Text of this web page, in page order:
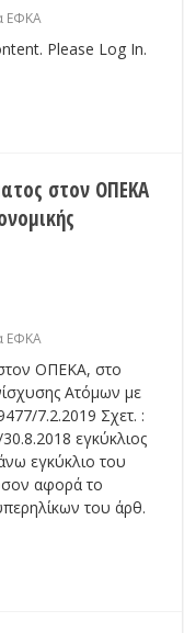
ΕΦΚΑ
Please Log In.
στον ΟΠΕΚΑ
ΕΦΚΑ
ΟΠΕΚΑ, στο
Ατόμων με
7.2.2019 Σχετ. :
εγκύκλιος
εγκύκλιο του
αφορά το
του άρθ.